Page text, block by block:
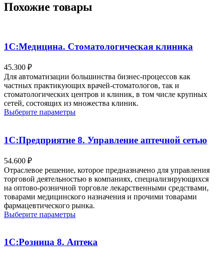
Похожие товары
1С:Медицина. Стоматологическая клиника
45.300 ₽
Для автоматизации большинства бизнес-процессов как
частных практикующих врачей-стоматологов, так и
стоматологических центров и клиник, в том числе крупных
сетей, состоящих из множества клиник.
Выберите параметрыЭтот
несколько
вариаций.
выбрать
на
странице
товара.
1С:Предприятие 8. Управление аптечной сетью
54.600 ₽
Отраслевое решение, которое предназначено для управления
торговой деятельностью в компаниях, специализирующихся
на оптово-розничной торговле лекарственными средствами,
товарами медицинского назначения и прочими товарами
фармацевтического рынка.
Выберите параметрыЭтот
несколько
1С:Розница 8. Аптека